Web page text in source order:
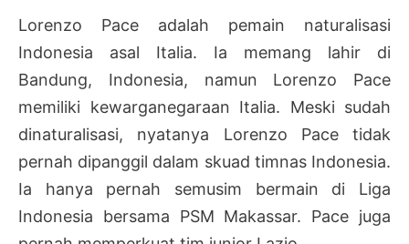
Lorenzo Pace adalah pemain naturalisasi
Indonesia asal Italia. Ia memang lahir di
Bandung, Indonesia, namun Lorenzo Pace
memiliki kewarganegaraan Italia. Meski sudah
dinaturalisasi, nyatanya Lorenzo Pace tidak
pernah dipanggil dalam skuad timnas Indonesia.
Ia hanya pernah semusim bermain di Liga
Indonesia bersama PSM Makassar. Pace juga